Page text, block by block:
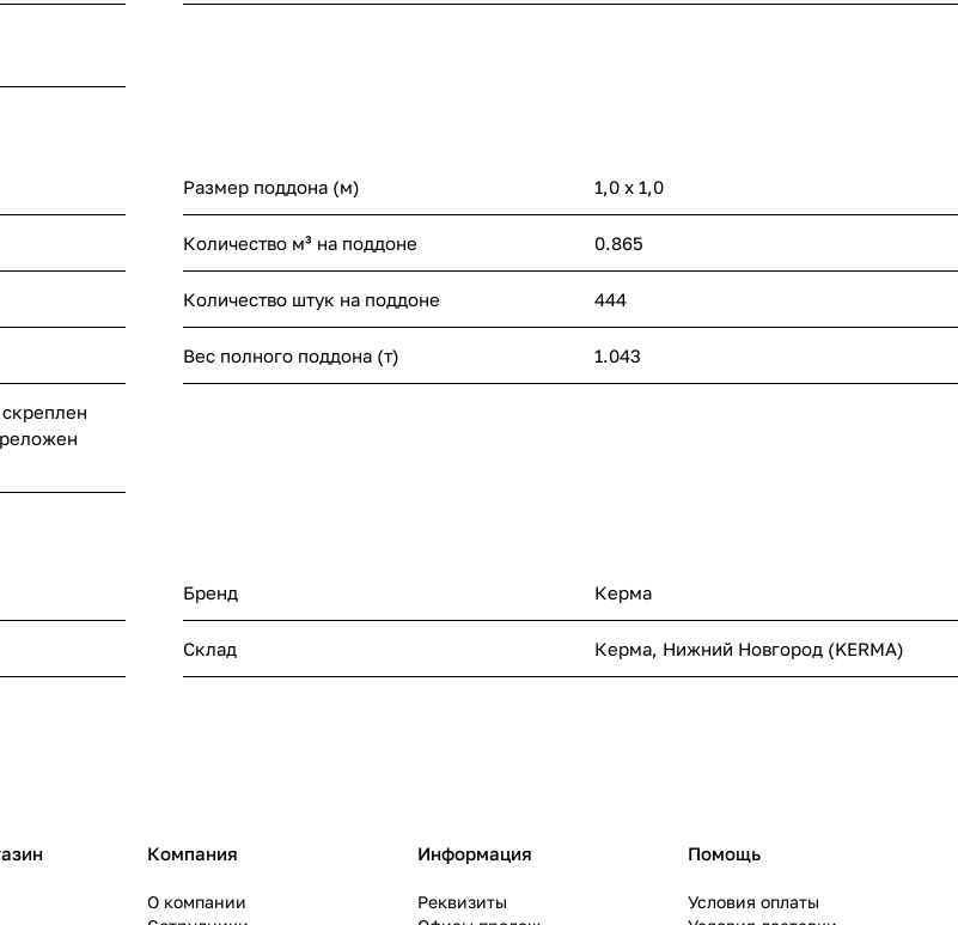
Размер поддона (м) 1,0 х 1,0
Количество м³ на поддоне 0.865
Количество штук на поддоне 444
Вес полного поддона (т) 1.043
Бренд Керма
Склад Керма, Нижний Новгород (KERMA)
Компания
О компании
Информация
Реквизиты
Помощь
Условия оплаты